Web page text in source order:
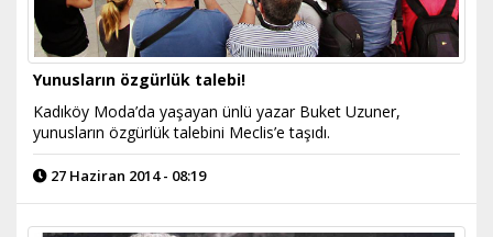
Yunusların özgürlük talebi!
Kadıköy Moda’da yaşayan ünlü yazar Buket Uzuner,
yunusların özgürlük talebini Meclis’e taşıdı.
27 Haziran 2014 - 08:19